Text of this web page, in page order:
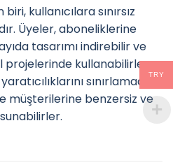
kullanıcılara sınırsız
Üyeler, aboneliklerine
tasarımı indirebilir ve
projelerinde kullanabilirler.
sınırlamadan
müşterilerine benzersiz ve
TRY